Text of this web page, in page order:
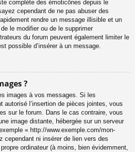
complète des émoticônes depuis le
cependant de ne pas abuser des
rendre un message illisible et un
le modifier ou de le supprimer
du forum peuvent également limiter le
possible d’insérer à un message.
?
images à vos messages. Si les
autorisé l’insertion de pièces jointes, vous
sur le forum. Dans le cas contraire, vous
image distante, hébergée sur un serveur
« http://www.exemple.com/mon-
cependant ni insérer de lien vers des
ordinateur (à moins, bien évidemment,